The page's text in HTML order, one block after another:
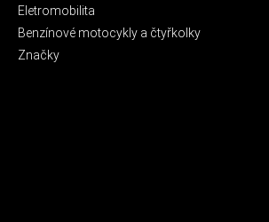
Eletromobilita
Benzínové motocykly a čtyřkolky
Značky